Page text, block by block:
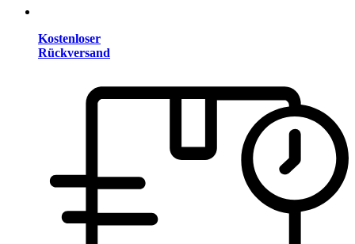
Kostenloser
Rückversand